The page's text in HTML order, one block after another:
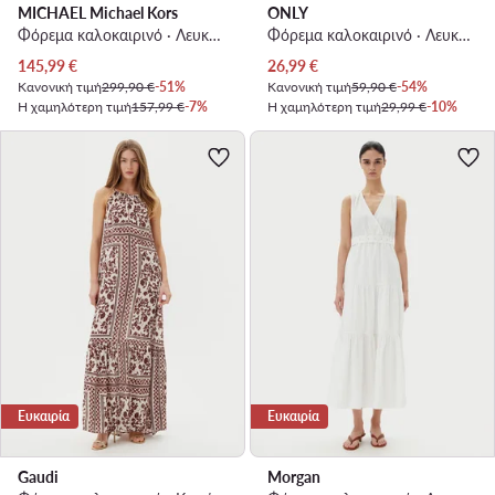
MICHAEL Michael Kors
Φόρεμα καλοκαιρινό · Λευκό · Maxi
Τρέχουσα τιμή
145,99€
Κανονική τιμή299,90 €-51%
Η χαμηλότερη τιμή157,99 €-7%
ONLY
Φόρεμα καλοκαιρινό · Λευκό · Maxi
Τρέχουσα τιμή
26,99€
Κανονική τιμή59,90 €-54%
Η χαμηλότερη τιμή29,99 €-10%
Ευκαιρία
Gaudi
Ευκαιρία
Morgan